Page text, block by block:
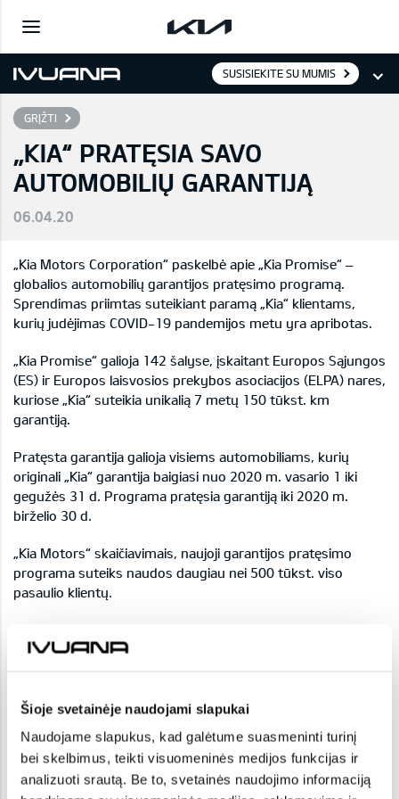
Šioje svetainėje naudojami slapukai
Naudojame slapukus, kad galėtume suasmeninti turinį
bei skelbimus, teikti visuomeninės medijos funkcijas ir
analizuoti srautą. Be to, svetainės naudojimo informaciją
SUSISIEKITE SU MUMIS
GRĮŽTI
„KIA“ PRATĘSIA SAVO
AUTOMOBILIŲ GARANTIJĄ
06.04.20
„Kia Motors Corporation“ paskelbė apie „Kia Promise“ –
globalios automobilių garantijos pratęsimo programą.
Sprendimas priimtas suteikiant paramą „Kia“ klientams,
kurių judėjimas COVID-19 pandemijos metu yra apribotas.
„Kia Promise“ galioja 142 šalyse, įskaitant Europos Sąjungos
(ES) ir Europos laisvosios prekybos asociacijos (ELPA) nares,
kuriose „Kia“ suteikia unikalią 7 metų 150 tūkst. km
garantiją.
Pratęsta garantija galioja visiems automobiliams, kurių
originali „Kia“ garantija baigiasi nuo 2020 m. vasario 1 iki
gegužės 31 d. Programa pratęsia garantiją iki 2020 m.
birželio 30 d.
„Kia Motors“ skaičiavimais, naujoji garantijos pratęsimo
programa suteiks naudos daugiau nei 500 tūkst. viso
pasaulio klientų.
taikomi judėjimo apribojimai, pristabdyta daugybės įmonių
servise.
„Pratęsdama garantiją, „Kia Motors“ tikisi sumažinti klientų
rūpesčius šiuo periodu, jiems nereikės galvoti apie šiuo
metu pasibaigiančią garantiją. Mūsų tikslas yra palengvinti